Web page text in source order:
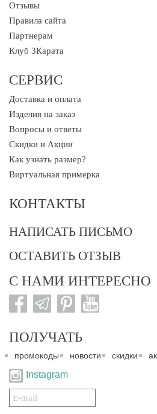
Отзывы
Правила сайта
Партнерам
Клуб 3Карата
СЕРВИС
Доставка и оплата
Изделия на заказ
Вопросы и ответы
Скидки и Акции
Как узнать размер?
Виртуальная примерка
КОНТАКТЫ
НАПИСАТЬ ПИСЬМО
ОСТАВИТЬ ОТЗЫВ
С НАМИ ИНТЕРЕСНО
ПОЛУЧАТЬ
промокоды новости скидки
Instagram
Подписаться
на